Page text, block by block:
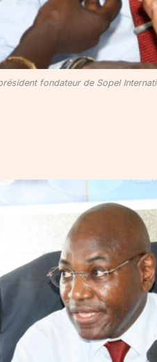
fondateur de Sopel